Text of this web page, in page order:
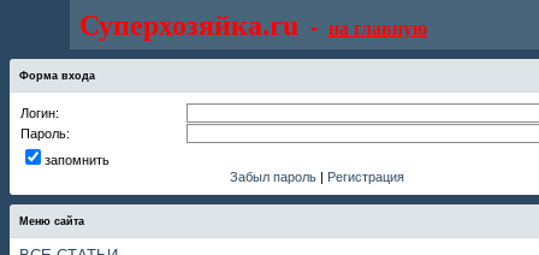
Суперхозяйка.ru - на главную
Форма входа
Логин:
Пароль:
запомнить
Забыл пароль | Регистрация
Меню сайта